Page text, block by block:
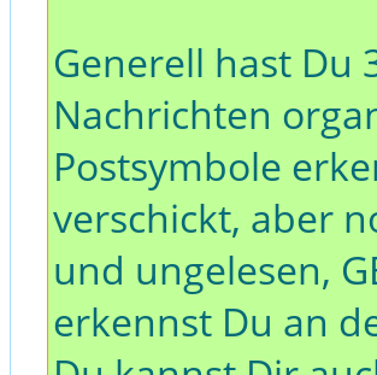
Generell hast Du
Nachrichten
Postsymbole
verschickt, aber
und ungelesen,
erkennst Du an